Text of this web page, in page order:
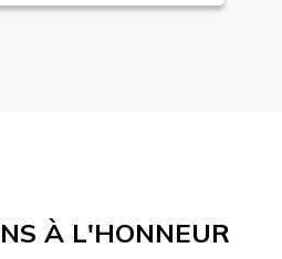
À L'HONNEUR